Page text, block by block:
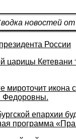
новостей от
России
царицы Кетевани
мироточит икона
Федоровны.
епархии
программа